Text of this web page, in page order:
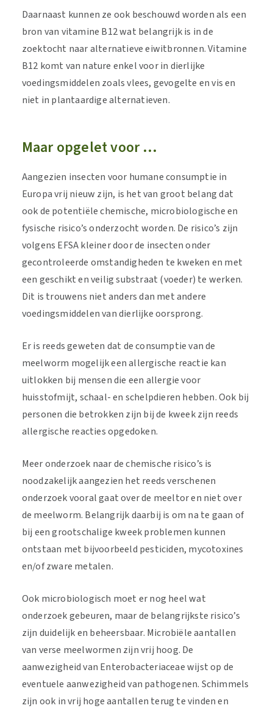
Daarnaast kunnen ze ook beschouwd worden als een
bron van vitamine B12 wat belangrijk is in de
zoektocht naar alternatieve eiwitbronnen. Vitamine
B12 komt van nature enkel voor in dierlijke
voedingsmiddelen zoals vlees, gevogelte en vis en
niet in plantaardige alternatieven.
Maar opgelet voor …
Aangezien insecten voor humane consumptie in
Europa vrij nieuw zijn, is het van groot belang dat
ook de potentiële chemische, microbiologische en
fysische risico’s onderzocht worden. De risico’s zijn
volgens EFSA kleiner door de insecten onder
gecontroleerde omstandigheden te kweken en met
een geschikt en veilig substraat (voeder) te werken.
Dit is trouwens niet anders dan met andere
voedingsmiddelen van dierlijke oorsprong.
Er is reeds geweten dat de consumptie van de
meelworm mogelijk een allergische reactie kan
uitlokken bij mensen die een allergie voor
huisstofmijt, schaal- en schelpdieren hebben. Ook bij
personen die betrokken zijn bij de kweek zijn reeds
allergische reacties opgedoken.
Meer onderzoek naar de chemische risico’s is
noodzakelijk aangezien het reeds verschenen
onderzoek vooral gaat over de meeltor en niet over
de meelworm. Belangrijk daarbij is om na te gaan of
bij een grootschalige kweek problemen kunnen
ontstaan met bijvoorbeeld pesticiden, mycotoxines
en/of zware metalen.
Ook microbiologisch moet er nog heel wat
onderzoek gebeuren, maar de belangrijkste risico’s
zijn duidelijk en beheersbaar. Microbiële aantallen
van verse meelwormen zijn vrij hoog. De
aanwezigheid van Enterobacteriaceae wijst op de
eventuele aanwezigheid van pathogenen. Schimmels
zijn ook in vrij hoge aantallen terug te vinden en